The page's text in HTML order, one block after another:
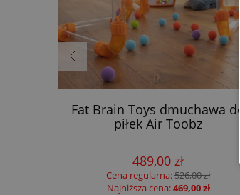
Fat Brain Toys dmuchawa do
piłek Air Toobz
489,00 zł
Cena regularna:526,00 zł
Najniższa cena:469,00 zł